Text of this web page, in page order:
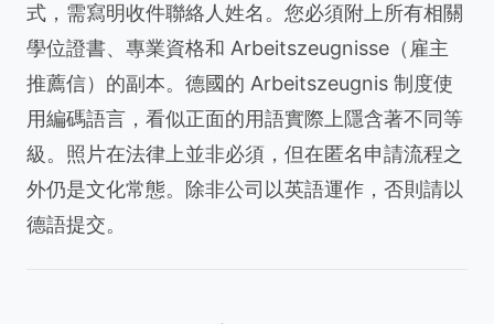
式，需寫明收件聯絡人姓名。您必須附上所有相關
學位證書、專業資格和 Arbeitszeugnisse（雇主
推薦信）的副本。德國的 Arbeitszeugnis 制度使
用編碼語言，看似正面的用語實際上隱含著不同等
級。照片在法律上並非必須，但在匿名申請流程之
外仍是文化常態。除非公司以英語運作，否則請以
德語提交。